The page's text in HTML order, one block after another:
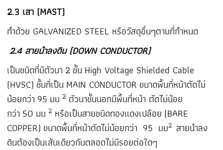
2.3 เสา (MAST)
ทำด้วย GALVANIZED STEEL หรือวัสดุอื่นๆตามที่กำหนด
2.4 สายนำลงดิน (DOWN CONDUCTOR)
เป็นชนิดที่มีตัวนา 2 ชั้น High Voltage Shielded Cable
(HVSC) ชั้นที่เป็น MAIN CONDUCTOR ขนาดพื้นที่หน้าตัดไม่
น้อยกว่า 95 มม 2 ตัวนาชั้นนอกมีพื้นที่หน้า ตัดไม่น้อย
กว่า 50 มม 2 หรือเป็นสายชนิดทองแดงเปลือย (BARE
COPPER) ขนาดพื้นที่หน้าตัดไม่น้อยกว่า 95 มม2 สายนำลง
ดินต้องเป็นเส้นเดียวกันตลอดไม่มีรอยต่อใดๆ